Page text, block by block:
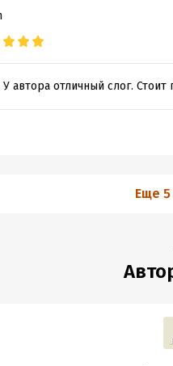
автора отличный слог.
Еще